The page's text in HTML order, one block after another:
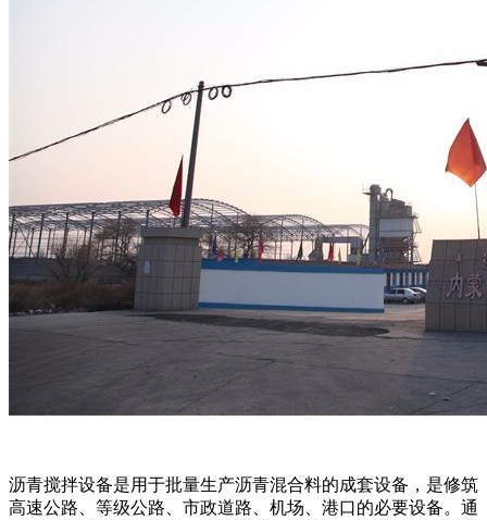
沥青搅拌设备是用于批量生产沥青混合料的成套设备，是修筑
高速公路、等级公路、市政道路、机场、港口的必要设备。通